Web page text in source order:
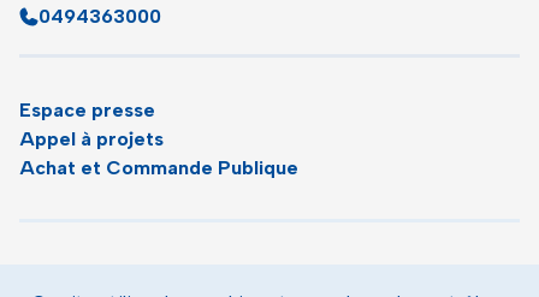
0494363000
Espace presse
Appel à projets
Achat et Commande Publique